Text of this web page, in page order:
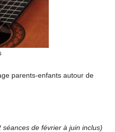
parents-enfants autour de
de février à juin inclus)